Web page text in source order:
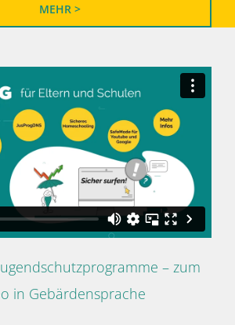
MEHR >
– zum
in Gebärdensprache